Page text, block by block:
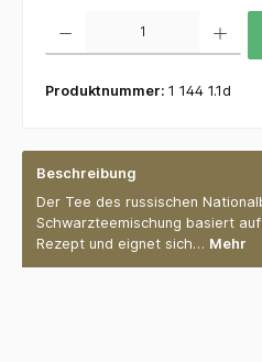
Produktnummer: 1 144 1.1d
Beschreibung
Der Tee des russischen
Schwarzteemischung basiert
Rezept und eignet sich… Mehr